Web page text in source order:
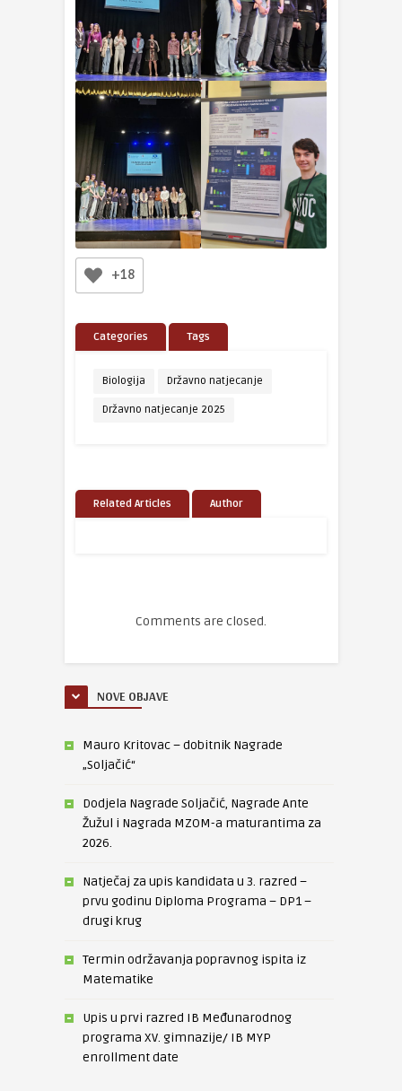
+18
Categories Tags
Biologija Državno natjecanje
Državno natjecanje 2025
Related Articles Author
Comments are closed.
NOVE OBJAVE
Mauro Kritovac – dobitnik Nagrade
„Soljačić“
Dodjela Nagrade Soljačić, Nagrade Ante
Žužul i Nagrada MZOM-a maturantima za
2026.
Natječaj za upis kandidata u 3. razred –
prvu godinu Diploma Programa – DP1 –
drugi krug
Termin održavanja popravnog ispita iz
Matematike
Upis u prvi razred IB Međunarodnog
programa XV. gimnazije/ IB MYP
enrollment date